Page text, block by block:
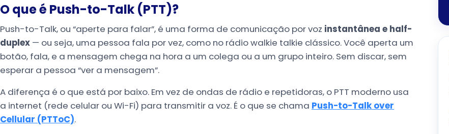
O que é Push-to-Talk (PTT)?
Push-to-Talk, ou “aperte para falar”, é uma forma de comunicação por voz instantânea e half-
duplex — ou seja, uma pessoa fala por vez, como no rádio walkie talkie clássico. Você aperta um
botão, fala, e a mensagem chega na hora a um colega ou a um grupo inteiro. Sem discar, sem
esperar a pessoa “ver a mensagem”.
A diferença é o que está por baixo. Em vez de ondas de rádio e repetidoras, o PTT moderno usa
a internet (rede celular ou Wi-Fi) para transmitir a voz. É o que se chama Push-to-Talk over
Cellular (PTToC).